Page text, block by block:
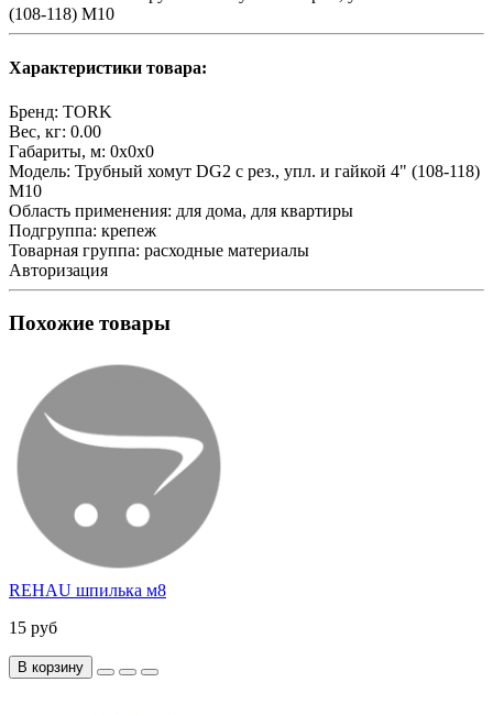
(108-118) М10
Характеристики товара:
Бренд: TORK
Вес, кг: 0.00
Габариты, м: 0x0x0
Модель: Трубный хомут DG2 с рез., упл. и гайкой 4" (108-118)
М10
Область применения: для дома, для квартиры
Подгруппа: крепеж
Товарная группа: расходные материалы
Авторизация
Похожие товары
REHAU шпилька м8
15 руб
В корзину